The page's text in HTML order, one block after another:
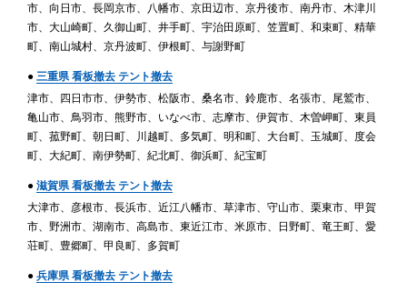
市、向日市、長岡京市、八幡市、京田辺市、京丹後市、南丹市、木津川
市、大山崎町、久御山町、井手町、宇治田原町、笠置町、和束町、精華
町、南山城村、京丹波町、伊根町、与謝野町
● 三重県 看板撤去 テント撤去
津市、四日市市、伊勢市、松阪市、桑名市、鈴鹿市、名張市、尾鷲市、
亀山市、鳥羽市、熊野市、いなべ市、志摩市、伊賀市、木曽岬町、東員
町、菰野町、朝日町、川越町、多気町、明和町、大台町、玉城町、度会
町、大紀町、南伊勢町、紀北町、御浜町、紀宝町
● 滋賀県 看板撤去 テント撤去
大津市、彦根市、長浜市、近江八幡市、草津市、守山市、栗東市、甲賀
市、野洲市、湖南市、高島市、東近江市、米原市、日野町、竜王町、愛
荘町、豊郷町、甲良町、多賀町
● 兵庫県 看板撤去 テント撤去